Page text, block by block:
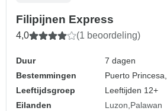
Filipijnen Express
4,0 (1 beoordeling)
Duur
7 dagen
Bestemmingen
Puerto Princesa,
Leeftijdsgroep
Leeftijden 12+
Eilanden
Luzon Palawan